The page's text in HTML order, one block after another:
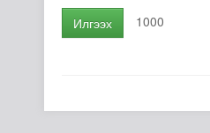
Илгээх 1000